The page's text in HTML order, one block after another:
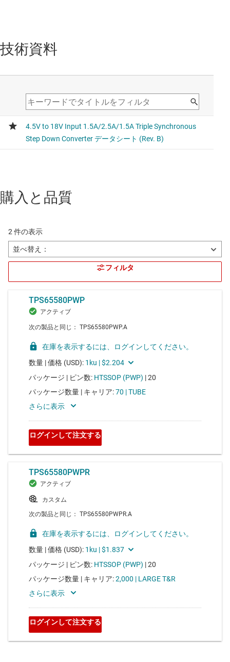
技術資料
購入と品質